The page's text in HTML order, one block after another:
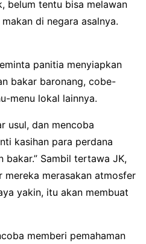
belum tentu bisa melawan
di negara asalnya.
panitia menyiapkan
bakar baronang, cobe-
menu lokal lainnya.
usul, dan mencoba
kasihan para perdana
bakar.” Sambil tertawa JK,
mereka merasakan atmosfer
yakin, itu akan membuat
memberi pemahaman